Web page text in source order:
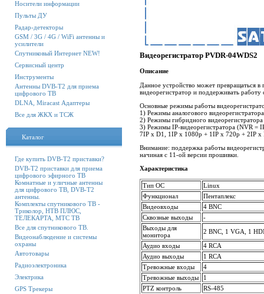
Носители информации
Пульты ДУ
Радар-детекторы
GSM / 3G / 4G / WiFi антенны и
усилители
Спутниковый Интернет NEW!
Сервисный центр
Инструменты
Антенны DVB-T2 для приема
цифрового ТВ
DLNA, Miracast Адаптеры
Все для ЖКХ и ТСЖ
Каталог
Где купить DVB-T2 приставки?
DVB-T2 приставки для приема
цифрового эфирного ТВ
Комнатные и уличные антенны
для цифрового ТВ, DVB-T2
антенны.
Комплекты спутникового ТВ -
Триколор, НТВ ПЛЮС,
ТЕЛЕКАРТА, МТС ТВ
Все для спутникового ТВ.
Видеонаблюдение и системы
охраны
Автотовары
Радиоэлектроника
Электрика
GPS Трекеры
Видеорегистратор PVDR-04WDS2
Описание
Данное устройство может превращаться
видеорегистратор и поддерживать
Основные режимы работы
1) Режимы аналогового
2) Режимы гибридного
3) Режимы IP-видеорегистратора (NVR =
7IP x D1, 1IP x 1080p + 1IP x 720p + 2IP x
Внимание: поддержка работы
начиная с 11-ой версии прошивки.
Характеристика
Тип ОС
Linux
Функционал
Пентаплекс
Видеовходы
4 BNC
Сквозные выходы
-
Выходы для
монитора
2 BNC, 1 VGA, 1
Аудио входы
4 RCA
Аудио выходы
1 RCA
Тревожные входы
4
Тревожные выходы
1
PTZ контроль
RS-485